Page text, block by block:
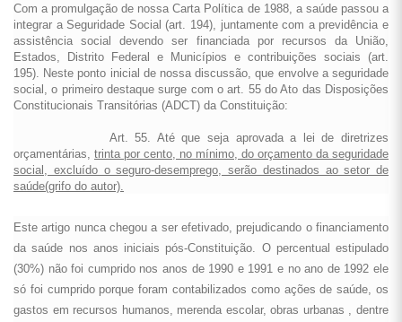
Com a promulgação de nossa Carta Política de 1988, a saúde passou a
integrar a Seguridade Social (art. 194), juntamente com a previdência e
assistência social devendo ser financiada por recursos da União,
Estados, Distrito Federal e Municípios e contribuições sociais (art.
195). Neste ponto inicial de nossa discussão, que envolve a seguridade
social, o primeiro destaque surge com o art. 55 do Ato das Disposições
Constitucionais Transitórias (ADCT) da Constituição:
Art. 55. Até que seja aprovada a lei de diretrizes
orçamentárias, trinta por cento, no mínimo, do orçamento da seguridade
social, excluído o seguro-desemprego, serão destinados ao setor de
saúde(grifo do autor).
Este artigo nunca chegou a ser efetivado, prejudicando o financiamento
da saúde nos anos iniciais pós-Constituição. O percentual estipulado
(30%) não foi cumprido nos anos de 1990 e 1991 e no ano de 1992 ele
só foi cumprido porque foram contabilizados como ações de saúde, os
gastos em recursos humanos, merenda escolar, obras urbanas , dentre